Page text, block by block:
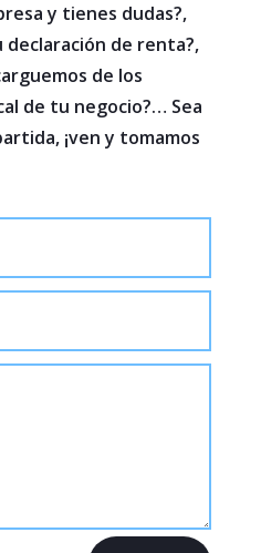
y tienes dudas?,
de renta?,
de los
de tu negocio?… Sea
¡ven y tomamos